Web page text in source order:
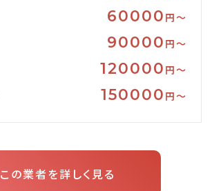
60000 円〜
90000 円〜
120000 円〜
150000 円〜
この業者を詳しく見る